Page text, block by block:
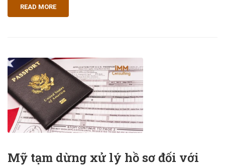
READ MORE
Mỹ tạm dừng xử lý hồ sơ đối với